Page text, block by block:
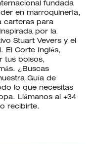
fundada
en marroquinería,
carteras para
por la
Stuart Vevers y el
El Corte Inglés,
tus bolsos,
¿Buscas
Guía de
lo que necesitas
Llámanos al +34
recibirte.